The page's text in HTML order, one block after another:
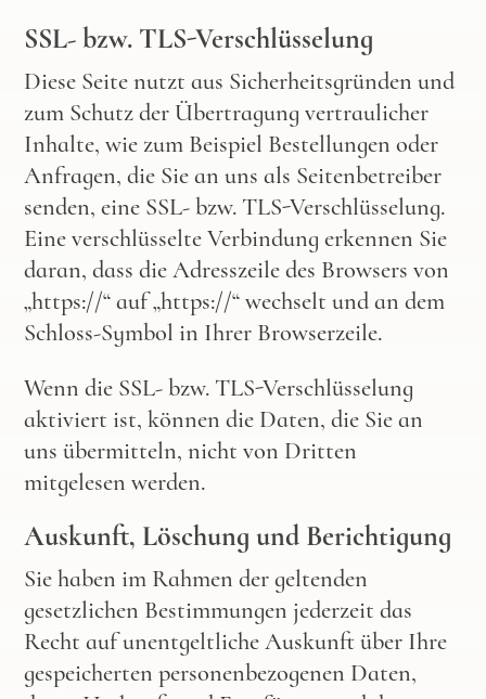
SSL- bzw. TLS-Verschlüsselung
Diese Seite nutzt aus Sicherheitsgründen und
zum Schutz der Übertragung vertraulicher
Inhalte, wie zum Beispiel Bestellungen oder
Anfragen, die Sie an uns als Seitenbetreiber
senden, eine SSL- bzw. TLS-Verschlüsselung.
Eine verschlüsselte Verbindung erkennen Sie
daran, dass die Adresszeile des Browsers von
„https://“ auf „https://“ wechselt und an dem
Schloss-Symbol in Ihrer Browserzeile.
Wenn die SSL- bzw. TLS-Verschlüsselung
aktiviert ist, können die Daten, die Sie an
uns übermitteln, nicht von Dritten
mitgelesen werden.
Auskunft, Löschung und Berichtigung
Sie haben im Rahmen der geltenden
gesetzlichen Bestimmungen jederzeit das
Recht auf unentgeltliche Auskunft über Ihre
gespeicherten personenbezogenen Daten,